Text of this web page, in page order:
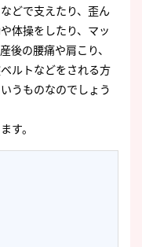
どで支えたり、歪ん
体操をしたり、マッ
後の腰痛や肩こり、
ルトなどをされる方
うものなのでしょう
す。